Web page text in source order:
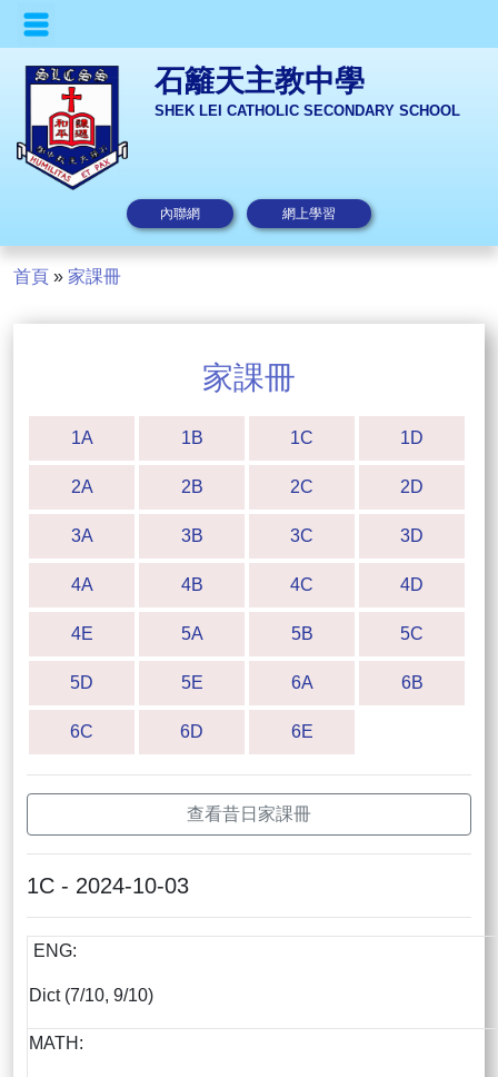
石籬天主教中學
SHEK LEI CATHOLIC SECONDARY SCHOOL
內聯網 網上學習
首頁 » 家課冊
家課冊
1A 1B 1C 1D
2A 2B 2C 2D
3A 3B 3C 3D
4A 4B 4C 4D
4E 5A 5B 5C
5D 5E 6A 6B
6C 6D 6E
查看昔日家課冊
1C - 2024-10-03
ENG:
Dict (7/10, 9/10)
MATH: